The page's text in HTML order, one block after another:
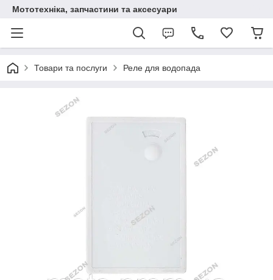
Мототехніка, запчастини та аксесуари
Товари та послуги Реле для водопада